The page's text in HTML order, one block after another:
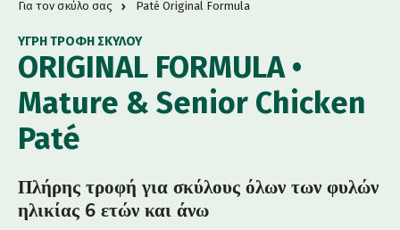
Για τον σκύλο σας Paté Original Formula
ORIGINAL FORMULA •
Mature & Senior Chicken
Paté
ΥΓΡΉ ΤΡΟΦΉ ΣΚΎΛΟΥ
Πλήρης τροφή για σκύλους όλων των φυλών
ηλικίας 6 ετών και άνω